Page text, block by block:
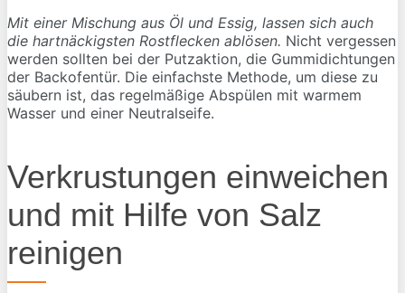
Mit einer Mischung aus Öl und Essig, lassen sich auch
die hartnäckigsten Rostflecken ablösen. Nicht vergessen
werden sollten bei der Putzaktion, die Gummidichtungen
der Backofentür. Die einfachste Methode, um diese zu
säubern ist, das regelmäßige Abspülen mit warmem
Wasser und einer Neutralseife.
Verkrustungen einweichen
und mit Hilfe von Salz
reinigen